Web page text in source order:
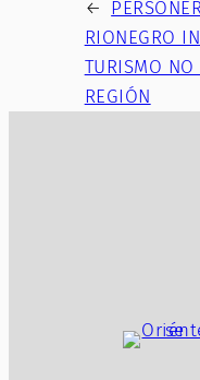
←
RIONEGRO
TURISMO NO
REGIÓN